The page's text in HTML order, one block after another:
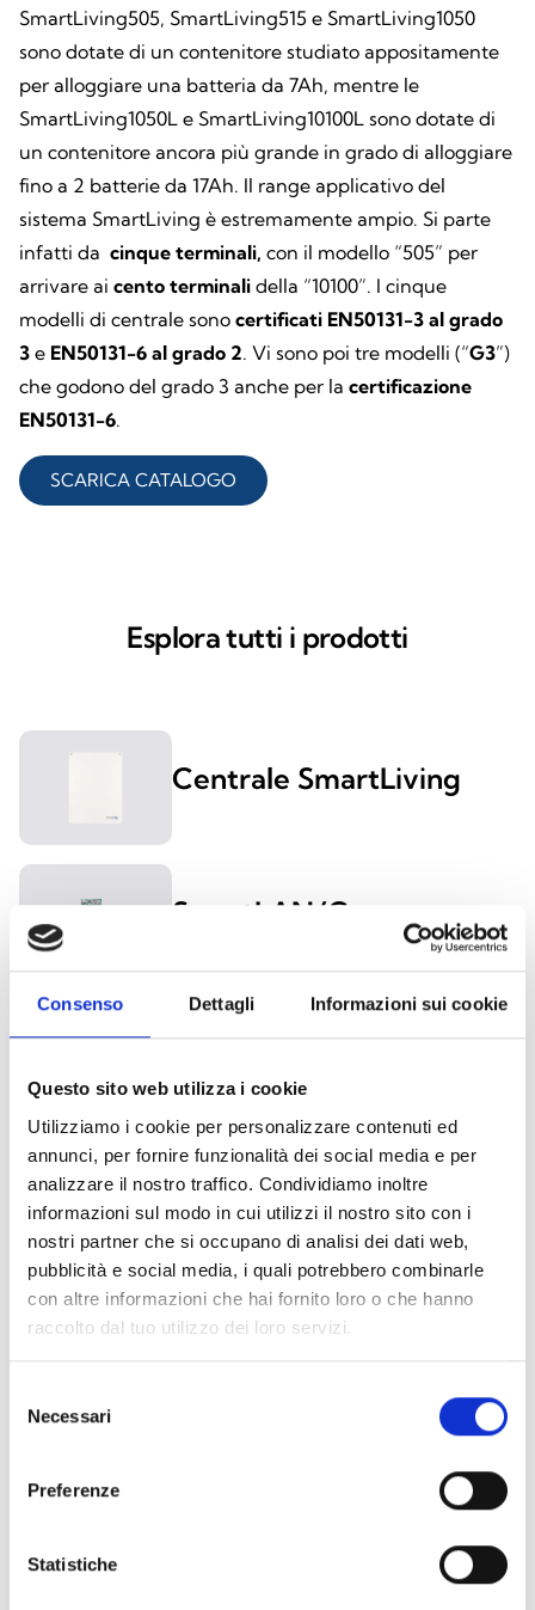
Consenso Dettagli Informazioni sui cookie
Questo sito web utilizza i cookie
Utilizziamo i cookie per personalizzare contenuti ed
annunci, per fornire funzionalità dei social media e per
analizzare il nostro traffico. Condividiamo inoltre
informazioni sul modo in cui utilizzi il nostro sito con i
nostri partner che si occupano di analisi dei dati web,
pubblicità e social media, i quali potrebbero combinarle
con altre informazioni che hai fornito loro o che hanno
raccolto dal tuo utilizzo dei loro servizi.
delNecessari
Preferenze
Statistiche
SmartLiving505, SmartLiving515 e SmartLiving1050
sono dotate di un contenitore studiato appositamente
per alloggiare una batteria da 7Ah, mentre le
SmartLiving1050L e SmartLiving10100L sono dotate di
un contenitore ancora più grande in grado di alloggiare
fino a 2 batterie da 17Ah. Il range applicativo del
sistema SmartLiving è estremamente ampio. Si parte
infatti da cinque terminali, con il modello “505” per
arrivare ai cento terminali della “10100”. I cinque
modelli di centrale sono certificati EN50131-3 al grado
3 e EN50131-6 al grado 2. Vi sono poi tre modelli (“G3”)
che godono del grado 3 anche per la certificazione
EN50131-6.
SCARICA CATALOGO
Esplora tutti i prodotti
Centrale SmartLiving
SmartLAN/G
SmartLAN/SI
SmartLogos30M
Interessato a questo prodotto?
maggiori
Trova un
distributore